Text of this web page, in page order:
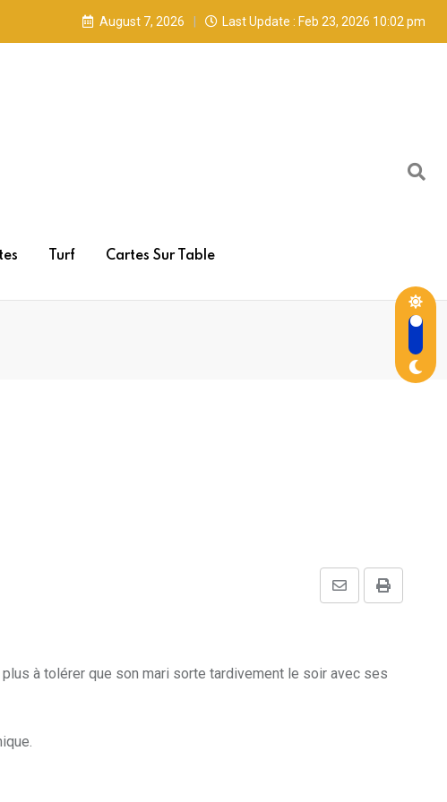
August 7, 2026 Last Update : Feb 23, 2026 10:02 pm
Turf Cartes Sur Table
Print
Share
à tolérer que son mari sorte tardivement le soir avec ses